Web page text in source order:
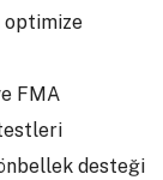
optimize
FMA
desteği